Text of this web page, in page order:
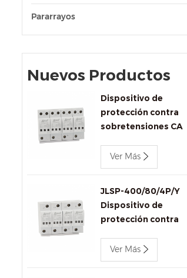
Pararrayos
Nuevos Productos
Dispositivo de
protección contra
sobretensiones CA
400/100/4P de 400 V
y 100 kA
Ver Más
JLSP-400/80/4P/Y
Dispositivo de
protección contra
Jinli de 400 V y 80 kA
con señalización
Ver Más